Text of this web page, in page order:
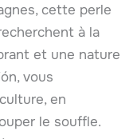
cette perle
à la
et une nature
vous
en
le souffle.